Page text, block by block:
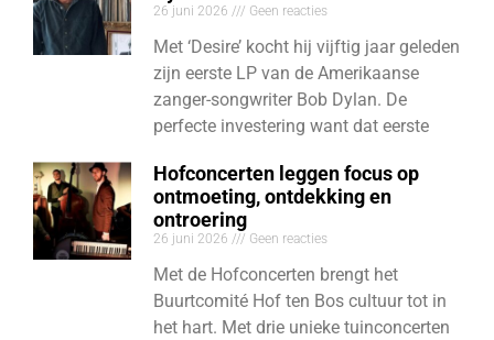
26 juni 2026 Geen reacties
Met ‘Desire’ kocht hij vijftig jaar geleden
zijn eerste LP van de Amerikaanse
zanger-songwriter Bob Dylan. De
perfecte investering want dat eerste
Hofconcerten leggen focus op
ontmoeting, ontdekking en
ontroering
26 juni 2026 Geen reacties
Met de Hofconcerten brengt het
Buurtcomité Hof ten Bos cultuur tot in
het hart. Met drie unieke tuinconcerten